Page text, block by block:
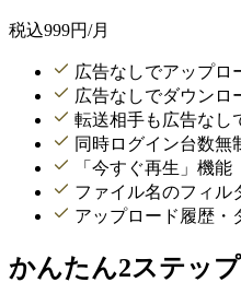
税込999円/月
広告なしでアップロ
広告なしでダウンロ
転送相手も広告なし
同時ログイン台数無
「今すぐ再生」機能
ファイル名のフィル
アップロード履歴・
かんたん2ステッ